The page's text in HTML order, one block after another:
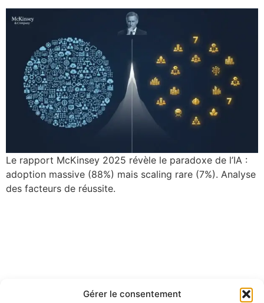
Gérer le consentement
Le rapport McKinsey 2025 révèle le paradoxe de l’IA :
adoption massive (88%) mais scaling rare (7%). Analyse
des facteurs de réussite.